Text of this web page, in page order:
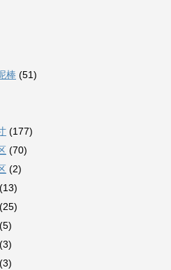
棒 (51)
(177)
(70)
(2)
(13)
(25)
(5)
(3)
(3)